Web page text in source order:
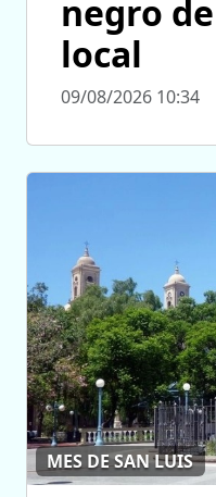
negro
local
09/08/2026 10:34
MES DE SAN LUIS